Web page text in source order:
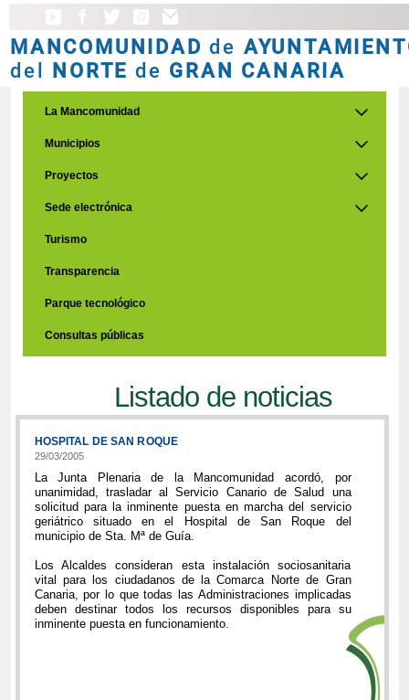
MANCOMUNIDAD de
del NORTE de GRAN CANARIA
La Mancomunidad
Municipios
Proyectos
Sede electrónica
Turismo
Transparencia
Parque tecnológico
Consultas públicas
Listado de noticias
HOSPITAL DE SAN ROQUE
29/03/2005
La Junta Plenaria de la Mancomunidad acordó, por
unanimidad, trasladar al Servicio Canario de Salud una
solicitud para la inminente puesta en marcha del servicio
geriátrico situado en el Hospital de San Roque del
municipio de Sta. Mª de Guía.
Los Alcaldes consideran esta instalación sociosanitaria
vital para los ciudadanos de la Comarca Norte de Gran
Canaria, por lo que todas las Administraciones implicadas
deben destinar todos los recursos disponibles para su
inminente puesta en funcionamiento.